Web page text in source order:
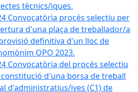
tècnics/iques.
Convocatòria procés selectiu per
d'una plaça de treballador/a
definitiva d'un lloc de
OPO 2023.
Convocatòria del procés selectiu
constitució d'una borsa de treball
d'administratius/ives (C1) de